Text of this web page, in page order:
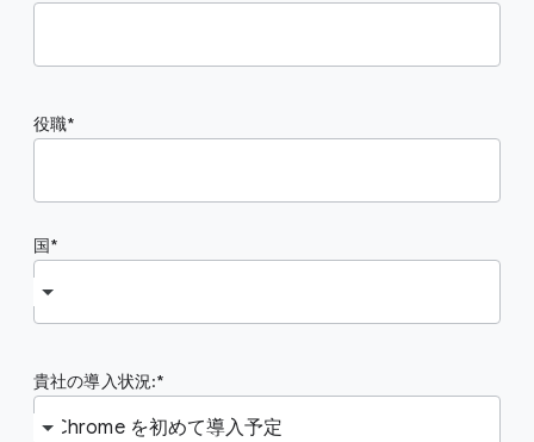
役職
国
貴社の導入状況: